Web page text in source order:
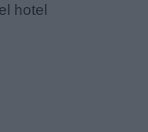
hotel